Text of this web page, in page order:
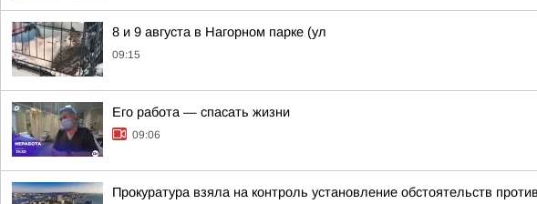
8 и 9 августа в Нагорном парке (ул
09:15
Его работа — спасать жизни
09:06
Прокуратура взяла на контроль установление обстоятельств